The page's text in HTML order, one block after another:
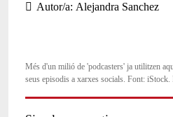
Autor/a Alejandra Sanchez
Més d'un milió de 'podcasters' ja utilitzen
seus episodis a xarxes socials. Font: